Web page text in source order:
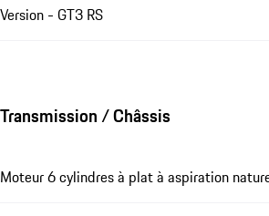
Version - GT3 RS
Transmission / Châssis
Moteur 6 cylindres à plat à aspiration